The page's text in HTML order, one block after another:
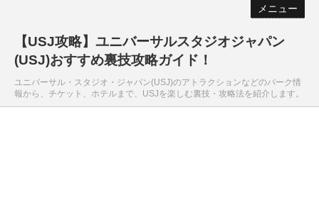
メニュー
【USJ攻略】ユニバーサルスタジオジャパン
(USJ)おすすめ裏技攻略ガイド！
ユニバーサル・スタジオ・ジャパン(USJ)のアトラクションなどのパーク情
報から、チケット、ホテルまで、USJを楽しむ裏技・攻略法を紹介します。